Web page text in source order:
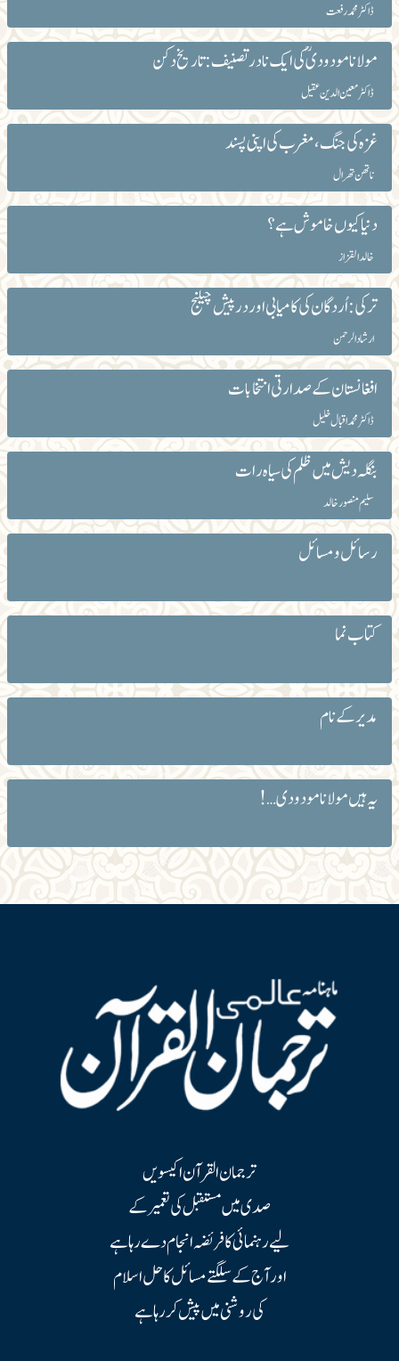
ڈاکٹر محمد رفعت
مولانا مودودیؒ کی ایک نادر تصنیف: تاریخ دکن
ڈاکٹر معین الدین عقیل
غزہ کی جنگ، مغرب کی اپنی پسند
ناتھن تھرال
دنیا کیوں خاموش ہے؟
خالد القزاز
ترکی: اُردگان کی کامیابی اور درپیش چیلنج
ارشاد الرحمن
افغانستان کے صدارتی انتخابات
ڈاکٹر محمد اقبال خلیل
بنگلہ دیش میں ظلم کی سیاہ رات
سلیم منصور خالد
رسائل و مسائل
کتاب نما
مدیر کے نام
یہ ہیں مولانا مودودی …!
ترجمان القرآن اکیسویں
صدی میں مستقبل کی تعمیر کے
لیے رہنمائی کا فریضہ انجام دے رہا ہے
اور آج کے سلگتے مسائل کا حل اسلام
کی روشنی میں پیش کر رہا ہے